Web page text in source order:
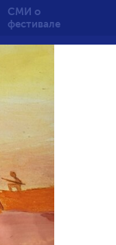
СМИ о
фестивале